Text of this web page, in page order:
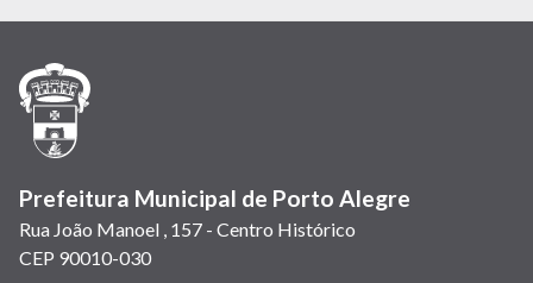
em
janela)
em
em
(link
em
em
em
Prefeitura Municipal de Porto Alegre
Rua João Manoel , 157 - Centro Histórico
CEP 90010-030